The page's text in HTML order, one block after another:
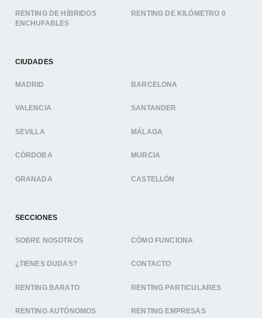
RENTING DE HÍBRIDOS
ENCHUFABLES
RENTING DE KILÓMETRO 0
CIUDADES
MADRID BARCELONA
VALENCIA SANTANDER
SEVILLA MÁLAGA
CÓRDOBA MURCIA
GRANADA CASTELLÓN
SECCIONES
SOBRE NOSOTROS CÓMO FUNCIONA
¿TIENES DUDAS? CONTACTO
RENTING BARATO RENTING PARTICULARES
RENTING AUTÓNOMOS RENTING EMPRESAS